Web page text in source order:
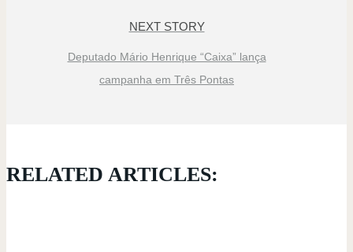
NEXT STORY
Deputado Mário Henrique “Caixa” lança
campanha em Três Pontas
RELATED ARTICLES: